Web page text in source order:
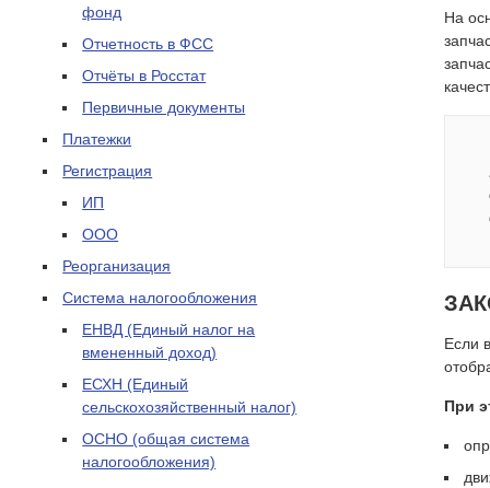
фонд
Отчетность в ФСС
Отчёты в Росстат
Первичные документы
Платежки
Регистрация
ИП
ООО
Реорганизация
Система налогообложения
ЕНВД (Единый налог на
вмененный доход)
ЕСХН (Единый
сельскохозяйственный налог)
ОСНО (общая система
налогообложения)
На
Если
При